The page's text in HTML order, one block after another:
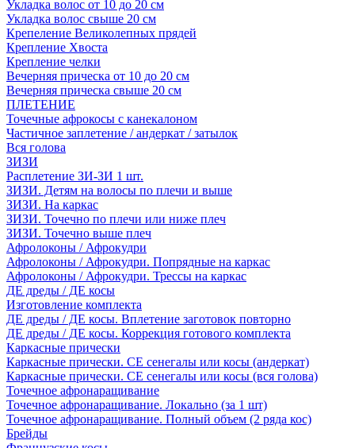
Укладка волос от 10 до 20 см
Укладка волос свыше 20 см
Крепеление Великолепных прядей
Крепление Хвоста
Крепление челки
Вечерняя прическа от 10 до 20 см
Вечерняя прическа свыше 20 см
ПЛЕТЕНИЕ
Точечные афрокосы с канекалоном
Частичное заплетение / андеркат / затылок
Вся голова
ЗИЗИ
Расплетение ЗИ-ЗИ 1 шт.
ЗИЗИ. Детям на волосы по плечи и выше
ЗИЗИ. На каркас
ЗИЗИ. Точечно по плечи или ниже плеч
ЗИЗИ. Точечно выше плеч
Афролоконы / Афрокудри
Афролоконы / Афрокудри. Попрядные на каркас
Афролоконы / Афрокудри. Трессы на каркас
ДЕ дреды / ДЕ косы
Изготовление комплекта
ДЕ дреды / ДЕ косы. Вплетение заготовок повторно
ДЕ дреды / ДЕ косы. Коррекция готового комплекта
Каркасные прически
Каркасные прически. СЕ сенегалы или косы (андеркат)
Каркасные прически. СЕ сенегалы или косы (вся голова)
Точечное афронаращивание
Точечное афронаращивание. Локально (за 1 шт)
Точечное афронаращивание. Полный объем (2 ряда кос)
Брейды